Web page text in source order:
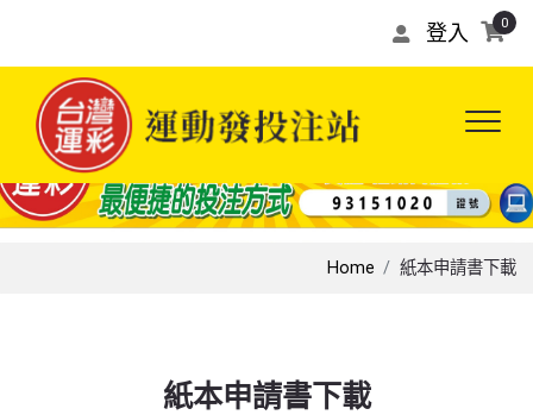
登入 0
Home 紙本申請書下載
紙本申請書下載